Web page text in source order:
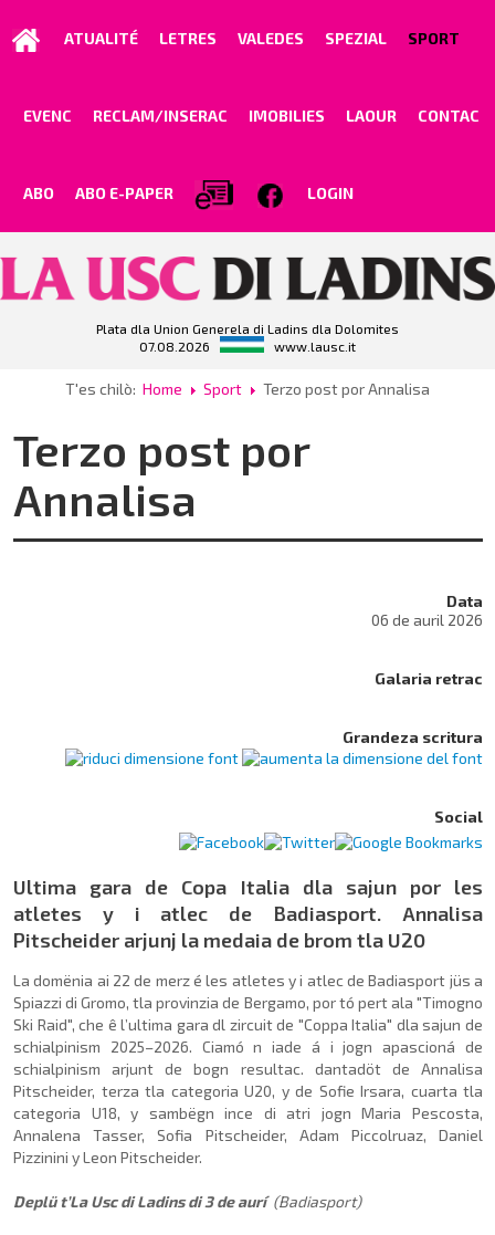
ATUALITÉ LETRES VALEDES SPEZIAL SPORT
EVENC RECLAM/INSERAC IMOBILIES LAOUR CONTAC
ABO ABO E-PAPER LOGIN
Plata dla Union Generela di Ladins dla Dolomites
07.08.2026
www.lausc.it
T'es chilò: Home Sport Terzo post por Annalisa
Terzo post por
Annalisa
Data
06 de auril 2026
Galaria retrac
Grandeza scritura
Social
Ultima gara de Copa Italia dla sajun por les
atletes y i atlec de Badiasport. Annalisa
Pitscheider arjunj la medaia de brom tla U20
La domënia ai 22 de merz é les atletes y i atlec de Badiasport jüs a
Spiazzi di Gromo, tla provinzia de Bergamo, por tó pert ala "Timogno
Ski Raid", che ê l’ultima gara dl zircuit de "Coppa Italia" dla sajun de
schialpinism 2025–2026. Ciamó n iade á i jogn apascioná de
schialpinism arjunt de bogn resultac. dantadöt de Annalisa
Pitscheider, terza tla categoria U20, y de Sofie Irsara, cuarta tla
categoria U18, y sambëgn ince di atri jogn Maria Pescosta,
Annalena Tasser, Sofia Pitscheider, Adam Piccolruaz, Daniel
Pizzinini y Leon Pitscheider.
Deplü t’La Usc di Ladins di 3 de aurí (Badiasport)